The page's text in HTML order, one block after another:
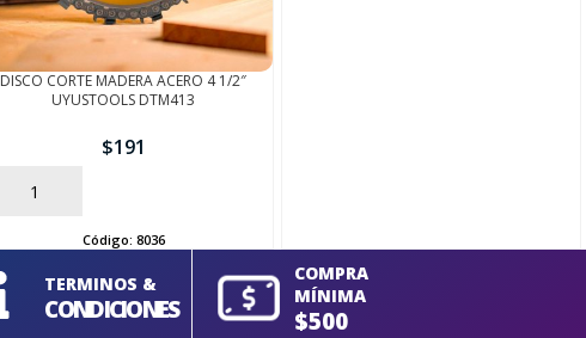
DISCO CORTE MADERA ACERO 4 1/2″
UYUSTOOLS DTM413
$191
AÑADIR
Código: 8036
TERMINOS &
CONDICIONES
COMPRA
MÍNIMA
$500